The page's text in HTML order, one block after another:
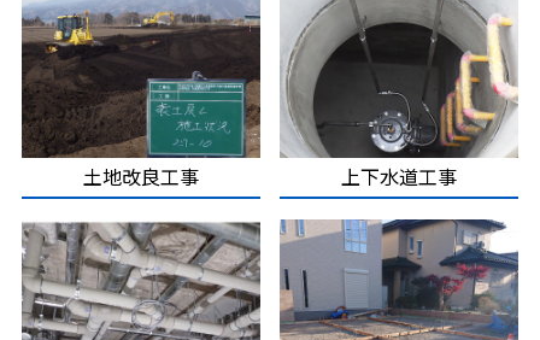
土地改良工事 上下水道工事